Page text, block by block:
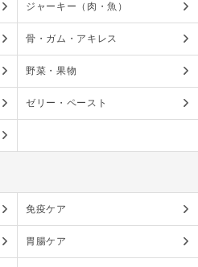
ジャーキー（肉・魚）
骨・ガム・アキレス
野菜・果物
ゼリー・ペースト
免疫ケア
胃腸ケア